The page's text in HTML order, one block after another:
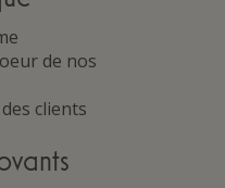
de nos
clients